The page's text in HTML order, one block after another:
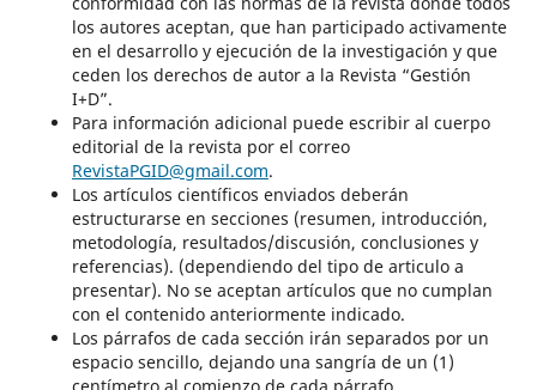
los autores aceptan, que han participado activamente
en el desarrollo y ejecución de la investigación y que
ceden los derechos de autor a la Revista “Gestión
I+D”.
Para información adicional puede escribir al cuerpo
editorial de la revista por el correo
RevistaPGID@gmail.com.
Los artículos científicos enviados deberán
estructurarse en secciones (resumen, introducción,
metodología, resultados/discusión, conclusiones y
referencias). (dependiendo del tipo de articulo a
presentar). No se aceptan artículos que no cumplan
con el contenido anteriormente indicado.
Los párrafos de cada sección irán separados por un
espacio sencillo, dejando una sangría de un (1)